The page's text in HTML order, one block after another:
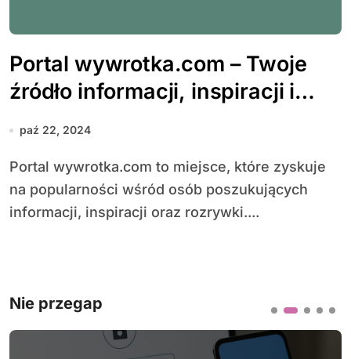
Portal wywrotka.com – Twoje
źródło informacji, inspiracji i
rozrywki
paź 22, 2024
Portal wywrotka.com to miejsce, które zyskuje
na popularności wśród osób poszukujących
informacji, inspiracji oraz rozrywki....
Nie przegap